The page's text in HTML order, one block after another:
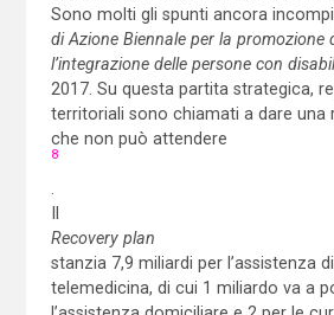
Sono molti gli spunti ancora
di Azione Biennale per la promozione
l’integrazione delle persone con
2017. Su questa partita strategica,
territoriali sono chiamati a dare una
che non può attendere
8
Recovery plan
stanzia 7,9 miliardi per l’assistenza
telemedicina, di cui 1 miliardo va a